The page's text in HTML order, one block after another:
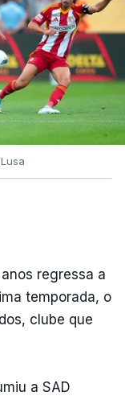
regressa a
temporada, o
clube que
a SAD